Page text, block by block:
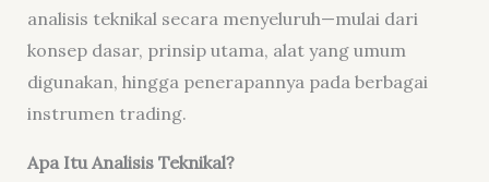
analisis teknikal secara menyeluruh—mulai dari
konsep dasar, prinsip utama, alat yang umum
digunakan, hingga penerapannya pada berbagai
instrumen trading.
Apa Itu Analisis Teknikal?